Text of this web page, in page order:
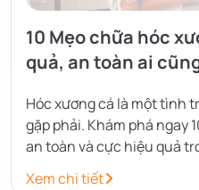
10 Mẹo chữa hóc
quả, an toàn ai
Hóc xương cá là một tình
gặp phải. Khám phá ngay
an toàn và cực hiệu quả
Xem chi tiết